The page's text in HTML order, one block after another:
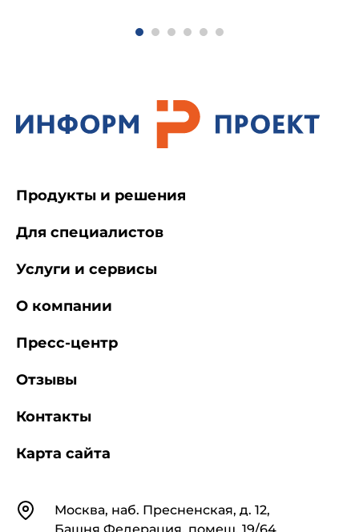
КонтактыМосква, наб. Пресненская, д. 12,
Продукты и решения
Для специалистов
Услуги и сервисы
О компании
Пресс-центр
Отзывы
Контакты
Карта сайта